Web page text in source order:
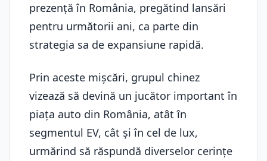
prezență în România, pregătind lansări
pentru următorii ani, ca parte din
strategia sa de expansiune rapidă.
Prin aceste mișcări, grupul chinez
vizează să devină un jucător important în
piața auto din România, atât în
segmentul EV, cât și în cel de lux,
urmărind să răspundă diverselor cerințe